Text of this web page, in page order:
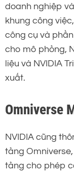
doanh nghiệp
khung công
công cụ và
cho mô phỏng,
liệu và NVIDIA
xuất.
Omniverse
NVIDIA cũng
tảng
tảng cho phép